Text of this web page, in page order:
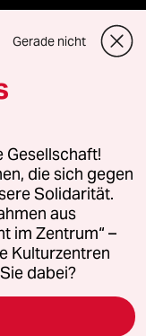
für Genehmigungen
Richtlinien
AGB
(Ads)
Gerade nicht
die sich gegen
Solidarität.
aus
im Zentrum“ –
Kulturzentren
dabei?